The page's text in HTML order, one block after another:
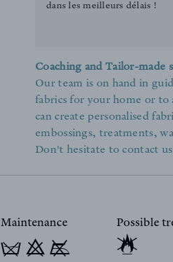
dans les meilleurs délais !
Coaching and Tailor-made
Our team is on hand in
fabrics for your home or to
can create personalised
embossings, treatments,
Don't hesitate to contact
Maintenance
T 9 y
Possible